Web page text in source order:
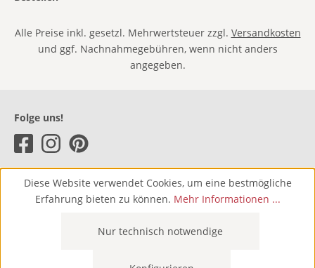
Alle Preise inkl. gesetzl. Mehrwertsteuer zzgl. Versandkosten
und ggf. Nachnahmegebühren, wenn nicht anders
angegeben.
Folge uns!
Diese Website verwendet Cookies, um eine bestmögliche
Erfahrung bieten zu können. Mehr Informationen ...
Nur technisch notwendige